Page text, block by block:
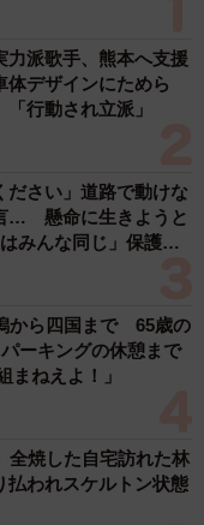
力派歌手、熊本へ支援
デザインにためら
行動され立派」
ださい」道路で動けな
… 懸命に生きようと
みんな同じ」保護団
から四国まで 65歳の
ーキングの休憩まで
ねえよ！」
全焼した自宅訪れた林
われスケルトン状態